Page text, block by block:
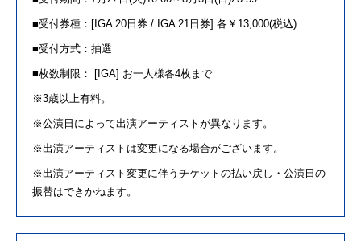
■受付券種：[IGA 20日券 / IGA 21日券] 各￥13,000(税込)
■受付方式：抽選
■枚数制限： [IGA] お一人様各4枚まで
※3歳以上有料。
※公演日によって出演アーティストが異なります。
※出演アーティストは変更になる場合がございます。
※出演アーティスト変更に伴うチケットの払い戻し・公演日の
振替はできかねます。